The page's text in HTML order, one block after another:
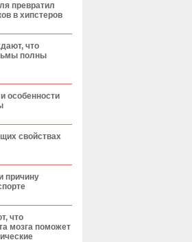
превратил
в хипстеров
что
полны
особенности
свойствах
причину
что
мозга поможет